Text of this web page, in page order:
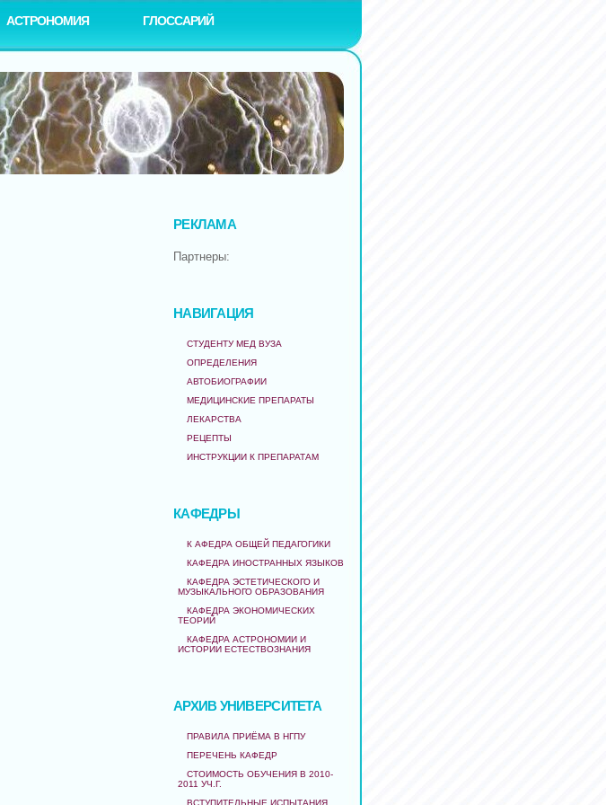
АСТРОНОМИЯ ГЛОССАРИЙ
РЕКЛАМА
Партнеры:
НАВИГАЦИЯ
СТУДЕНТУ МЕД ВУЗА
ОПРЕДЕЛЕНИЯ
АВТОБИОГРАФИИ
МЕДИЦИНСКИЕ ПРЕПАРАТЫ
ЛЕКАРСТВА
РЕЦЕПТЫ
ИНСТРУКЦИИ К ПРЕПАРАТАМ
КАФЕДРЫ
К АФЕДРА ОБЩЕЙ ПЕДАГОГИКИ
КАФЕДРА ИНОСТРАННЫХ ЯЗЫКОВ
КАФЕДРА ЭСТЕТИЧЕСКОГО И
МУЗЫКАЛЬНОГО ОБРАЗОВАНИЯ
КАФЕДРА ЭКОНОМИЧЕСКИХ
ТЕОРИЙ
КАФЕДРА АСТРОНОМИИ И
ИСТОРИИ ЕСТЕСТВОЗНАНИЯ
АРХИВ УНИВЕРСИТЕТА
ПРАВИЛА ПРИЁМА В НГПУ
ПЕРЕЧЕНЬ КАФЕДР
СТОИМОСТЬ ОБУЧЕНИЯ В 2010-
2011 УЧ.Г.
ВСТУПИТЕЛЬНЫЕ ИСПЫТАНИЯ